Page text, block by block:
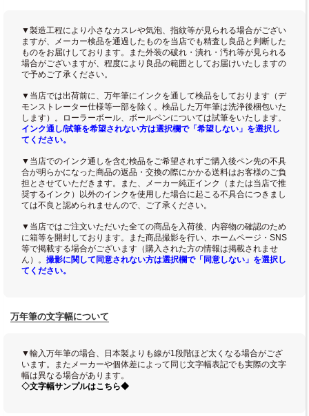
▼製造工程により小さなカスレや気泡、指紋等が見られる場合がござい
ますが、メーカー検品を通過したものを当店でも精査し良品と判断した
ものをお届けしております。また外装の破れ・潰れ・汚れ等が見られる
場合がございますが、程度により良品の範囲としてお届けいたしますの
で予めご了承ください。
▼当店では出荷前に、万年筆にインクを通して検品をしております（デ
モンストレーター仕様等一部を除く。検品した万年筆は洗浄後梱包いた
します）。ローラーボール、ボールペンについては試筆をいたします。
インク通し/試筆を希望されない方は選択欄で「希望しない」を選択し
てください。
▼当店でのインク通しを含む検品をご希望されずご購入後ペン先の不具
合が明らかになった商品の返品・交換の際にかかる送料はお客様のご負
担とさせていただきます。また、メーカー純正インク（または当店で推
奨するインク）以外のインクを使用した場合に起こる不具合につきまし
ては不良と認められませんので、ご了承ください。
▼当店ではご注文いただいた全ての商品を入荷後、内容物の確認のため
に箱等を開封しております。また商品撮影を行い、ホームページ・SNS
等で掲載する場合がございます（購入された方の情報は掲載されませ
ん）。 撮影に関して同意されない方は選択欄で「同意しない」を選択し
てください。
万年筆の文字幅について
▼輸入万年筆の場合、日本製よりも線が1段階ほど太くなる場合がござ
います。またメーカーや個体差によって同じ文字幅表記でも実際の文字
幅は異なる場合があります。
◇文字幅サンプルはこちら◆